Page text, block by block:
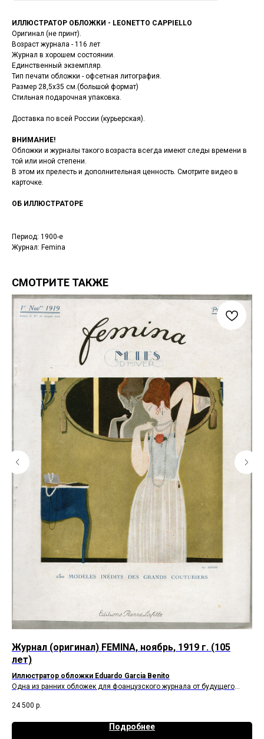
ИЛЛЮСТРАТОР ОБЛОЖКИ - LEONETTO CAPPIELLO
Оригинал (не принт).
Возраст журнала - 116 лет
Журнал в хорошем состоянии.
Единственный экземпляр.
Тип печати обложки - офсетная литография.
Размер 28,5х35 см.(большой формат)
Стильная подарочная упаковка.
Доставка по всей России (курьерская).
ВНИМАНИЕ!
Обложки и журналы такого возраста всегда имеют следы времени в
той или иной степени.
В этом их прелесть и дополнительная ценность. Смотрите видео в
карточке.
ОБ ИЛЛЮСТРАТОРЕ
Период: 1900-е
Журнал: Femina
СМОТРИТЕ ТАКЖЕ
Журнал (оригинал) FEMINA, ноябрь, 1919 г. (105
лет)
Иллюстратор обложки Eduardo Garcia Benito
Одна из ранних обложек для фоанцузского журнала от будущего
24 500 р.
Подробнее